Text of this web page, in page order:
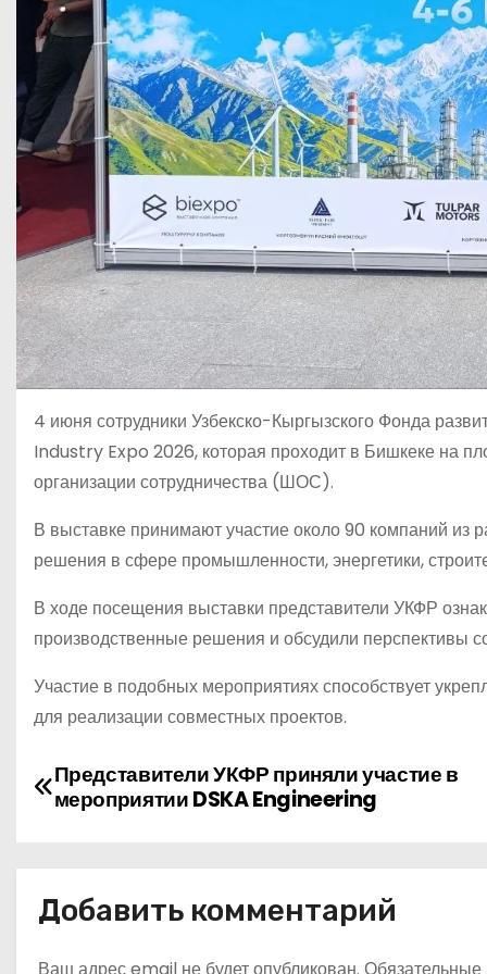
4 июня сотрудники Узбекско-Кыргызского Фонда
Industry Expo 2026, которая проходит в Бишкеке на
организации сотрудничества (ШОС).
В выставке принимают участие около 90 компаний из
решения в сфере промышленности, энергетики,
В ходе посещения выставки представители УКФР
производственные решения и обсудили перспективы
Участие в подобных мероприятиях способствует
для реализации совместных проектов.
Н
и
г
Представители УКФР приняли участие в
мероприятии DSKA Engineering
Добавить комментарий
Ваш адрес email не будет опубликован.